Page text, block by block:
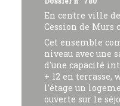
En centre ville
Cession de Murs
Cet ensemble
niveau avec une
d'une capacité
+ 12 en terrasse,
l'étage un
ouverte sur le